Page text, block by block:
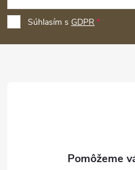
p
ä
Súhlasím s GDPR